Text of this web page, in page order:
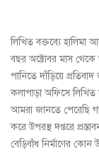
লিখিত বক্তব্যে
বছর অক্টোবর মাস থেকে
পানিতে দাঁড়িয়ে
কলাপাড়া অফিসে
আমরা জানতে পেরেছি
করে উপরস্থ দপ্তরে
বেড়িবাঁধ নির্মাণের কোন